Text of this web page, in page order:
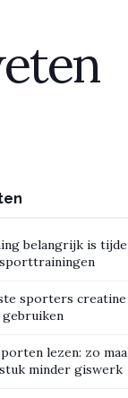
belangrijk is
sporters
lezen: zo
minder giswerk